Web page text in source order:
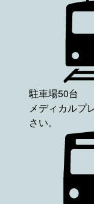
駐車場50台
メディカルプ
さい。